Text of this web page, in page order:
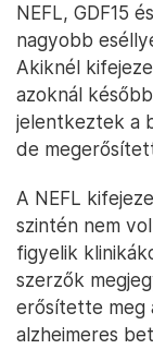
NEFL, GDF15
nagyobb
Akiknél
azoknál
jelentkeztek a
de
A NEFL
szintén nem
figyelik
szerzők
erősítette meg
alzheimeres